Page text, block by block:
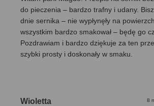
do pieczenia – bardzo trafny i udany.
dnie sernika – nie wypłynęły na
wszystkim bardzo smakował – będę go
Pozdrawiam i bardzo dziękuje za ten
szybki prosty i doskonały w smaku.
Wioletta 8